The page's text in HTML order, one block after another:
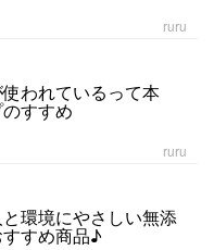
ruru
われているって本
すすめ
ruru
環境にやさしい無添
すめ商品♪